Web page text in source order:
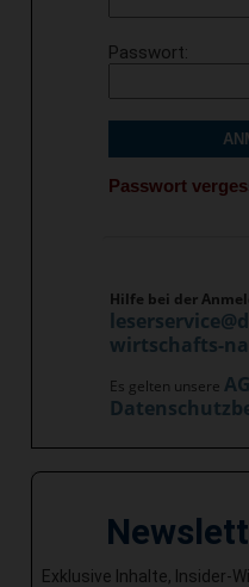
Passwort
Passwort
Hilfe bei der
wirtschafts-
Es gelten unsere
Exklusive Inhalte, Insider-